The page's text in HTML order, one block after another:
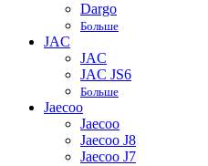
Dargo
Больше
JAC
JAC
JAC JS6
Больше
Jaecoo
Jaecoo
Jaecoo J8
Jaecoo J7